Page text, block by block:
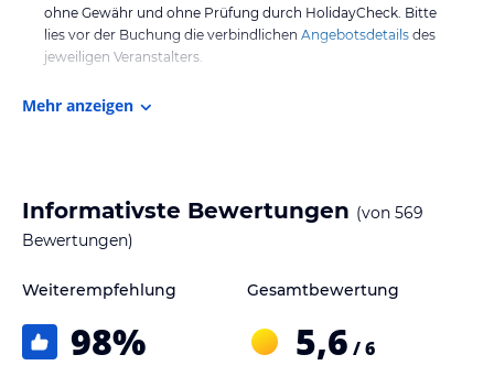
ohne Gewähr und ohne Prüfung durch HolidayCheck. Bitte
lies vor der Buchung die verbindlichen Angebotsdetails des
jeweiligen Veranstalters.
Mehr anzeigen
Informativste Bewertungen (von 569
Bewertungen)
Weiterempfehlung
98%
Gesamtbewertung
5,6 / 6